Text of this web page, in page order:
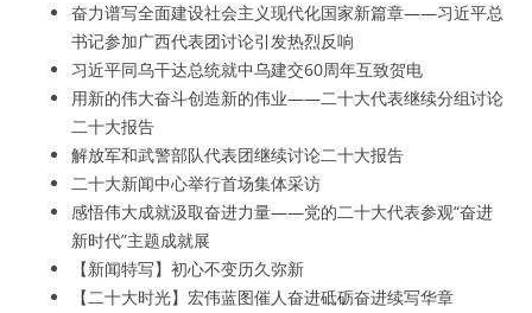
奋力谱写全面建设社会主义现代化国家新篇章——习近平总
书记参加广西代表团讨论引发热烈反响
习近平同乌干达总统就中乌建交60周年互致贺电
用新的伟大奋斗创造新的伟业——二十大代表继续分组讨论
二十大报告
解放军和武警部队代表团继续讨论二十大报告
二十大新闻中心举行首场集体采访
感悟伟大成就汲取奋进力量——党的二十大代表参观“奋进
新时代”主题成就展
【新闻特写】初心不变历久弥新
【二十大时光】宏伟蓝图催人奋进砥砺奋进续写华章